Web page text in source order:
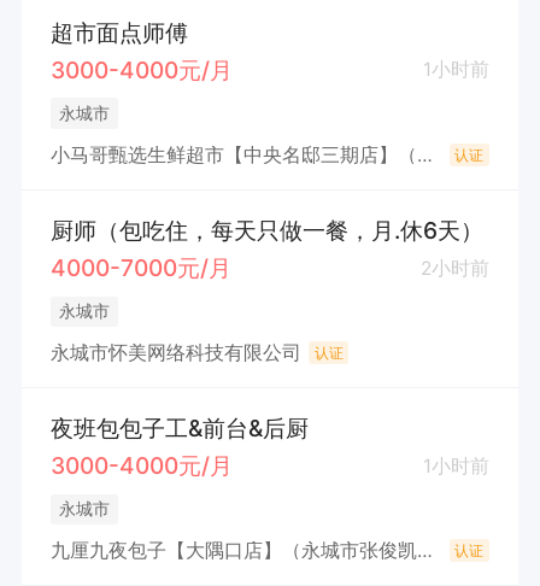
超市面点师傅
3000-4000元/月
1小时前
永城市
小马哥甄选生鲜超市【中央名邸三期店】（永城市马诣然百货超市（个体工商户）） 认证
厨师（包吃住，每天只做一餐，月.休6天）
4000-7000元/月
2小时前
永城市
永城市怀美网络科技有限公司 认证
夜班包包子工&前台&后厨
3000-4000元/月
1小时前
永城市
九厘九夜包子【大隅口店】（永城市张俊凯餐饮店(个体工商户）） 认证